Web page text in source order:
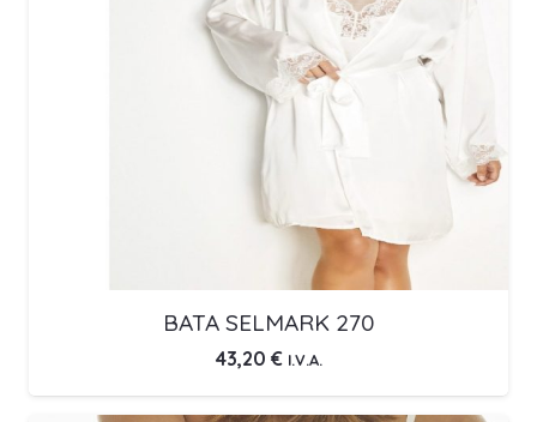
BATA SELMARK 270
43,20 € I.V.A.